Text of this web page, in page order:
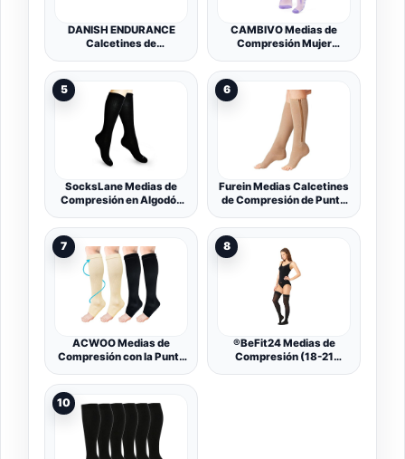
DANISH ENDURANCE
Calcetines de
Orgánico, Mujer y
Recuperación, 1 y 3 Pack,
Negro, 35-38
CAMBIVO Medias de
Compresión Mujer
Calcetines Compresion
20-30mmHg, Medias de
Compresion Varices para
Deporte, Running,
Ciclismo, Deportivos,
Senderismo, Viajes,
Enfermera
5
SocksLane Medias de
Compresión en Algodón
Elásticos Ortopédicos
6
Furein Medias Calcetines
de Compresión de Punta
Cremallera Unisex
7
ACWOO Medias de
Compresión con la Punta
mmHg Calcetines de
Compresión con Punta
Abierta, Calcetines de
Compresión sin Puntera,
para Venas Varicosas,
Hinchazón, Edema
8
®BeFit24 Medias de
Compresión (18-21
10